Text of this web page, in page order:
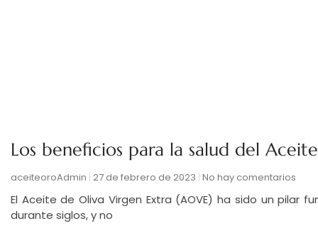
Los beneficios para la salud del
aceiteoroAdmin 27 de febrero de 2023 No hay comentarios
El Aceite de Oliva Virgen Extra (AOVE) ha sido un pilar
durante siglos, y no